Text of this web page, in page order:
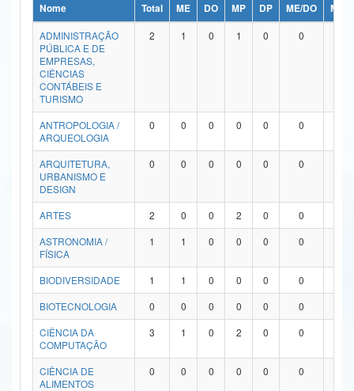
Ministério da Ciência, Tecnologia, Inovações e Comunicações
Ministério do Meio Ambiente
Ministério do Turismo
Ministério do Desenvolvimento Regional
Controladoria-Geral da União
Ministério da Mulher, da Família e dos Direitos Humanos
Secretaria de Governo
Advocacia-Geral da União
Banco Central do Brasil
Nome Total ME DO MP DP ME/DO
MP/
ADMINISTRAÇÃO
PÚBLICA E DE
EMPRESAS,
CIÊNCIAS
CONTÁBEIS E
TURISMO
2 1 0 1 0 0
ANTROPOLOGIA /
ARQUEOLOGIA
0 0 0 0 0 0
ARQUITETURA,
URBANISMO E
DESIGN
0 0 0 0 0 0
ARTES 2 0 0 2 0 0
ASTRONOMIA /
FÍSICA
1 1 0 0 0 0
BIODIVERSIDADE 1 1 0 0 0 0
BIOTECNOLOGIA
0 0 0 0 0 0
CIÊNCIA DA
COMPUTAÇÃO
3 1 0 2 0 0
CIÊNCIA DE
ALIMENTOS
0 0 0 0 0 0